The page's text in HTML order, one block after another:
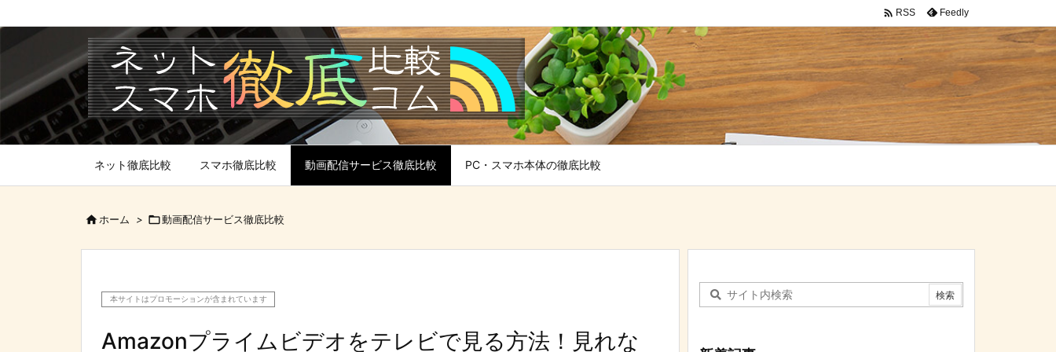
ネット徹底比較 スマホ徹底比較 動画配信サービス徹底比較 PC・スマホ本体の徹底比較
 RSS Feedly
ホーム > 動画配信サービス徹底比較
本サイトはプロモーションが含まれています
Amazonプライムビデオをテレビで見る方法！見れな